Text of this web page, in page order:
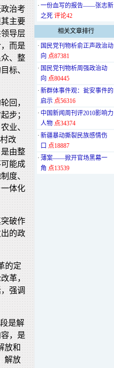
治考
主要
导层
而是
、整
标、
回，
步；
业、
改
由整
能成
度、
体化
破作
的政
的定
革，
强调
是解
，是
放和
解放
· 一份血写的报告——张志新
之死 评论42
相关文章排行
· 国民党刊物析俞正声政治动
向 点87381
· 国民党刊物析周强政治动
向 点80445
· 新群体事件观：瓮安事件的
启示 点56316
· 中国新闻周刊评2010影响力
人物 点34374
· 新疆暴动撕裂民族感情伤
口 点18887
· 薄案——掀开官场黑幕一
角 点13539